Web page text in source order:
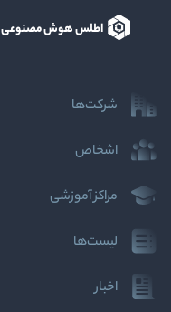
اطلس هوش مصنوعی
شرکت‌ها
اشخاص
مراکز آموزشی
لیست‌ها
اخبار